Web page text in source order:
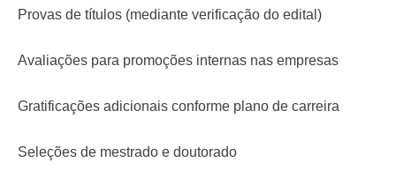
Provas de títulos (mediante verificação do edital)
Avaliações para promoções internas nas empresas
Gratificações adicionais conforme plano de carreira
Seleções de mestrado e doutorado